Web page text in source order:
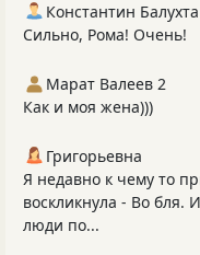
Константин Балухта
Сильно, Рома! Очень!
Марат Валеев 2
Как и моя жена)))
Григорьевна
Я недавно к чему то
воскликнула - Во
люди по...